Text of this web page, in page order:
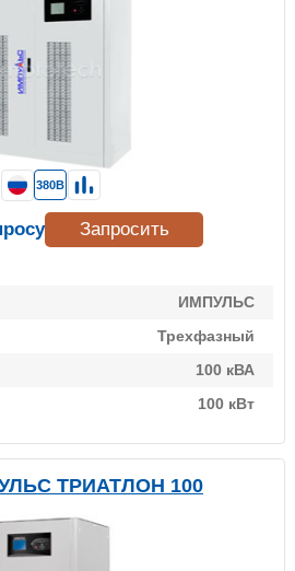
ИМПУЛЬС
Трехфазный
100 кВА
100 кВт
380В
Запросить
ТРИАТЛОН 100